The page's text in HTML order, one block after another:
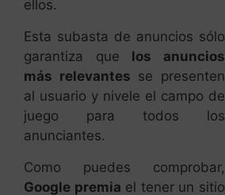
al usuario y nivele el campo de
juego para todos los
anunciantes.
Como puedes comprobar,
Google premiael tener un sitio
web bien diseñado y tener
buenas descripciones en cada
uno de tus inmuebles, ya que
la página donde se encuentra